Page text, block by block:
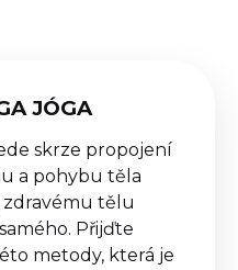
JÓGA
skrze propojení
a pohybu těla
zdravému tělu
Přijďte
metody, která je